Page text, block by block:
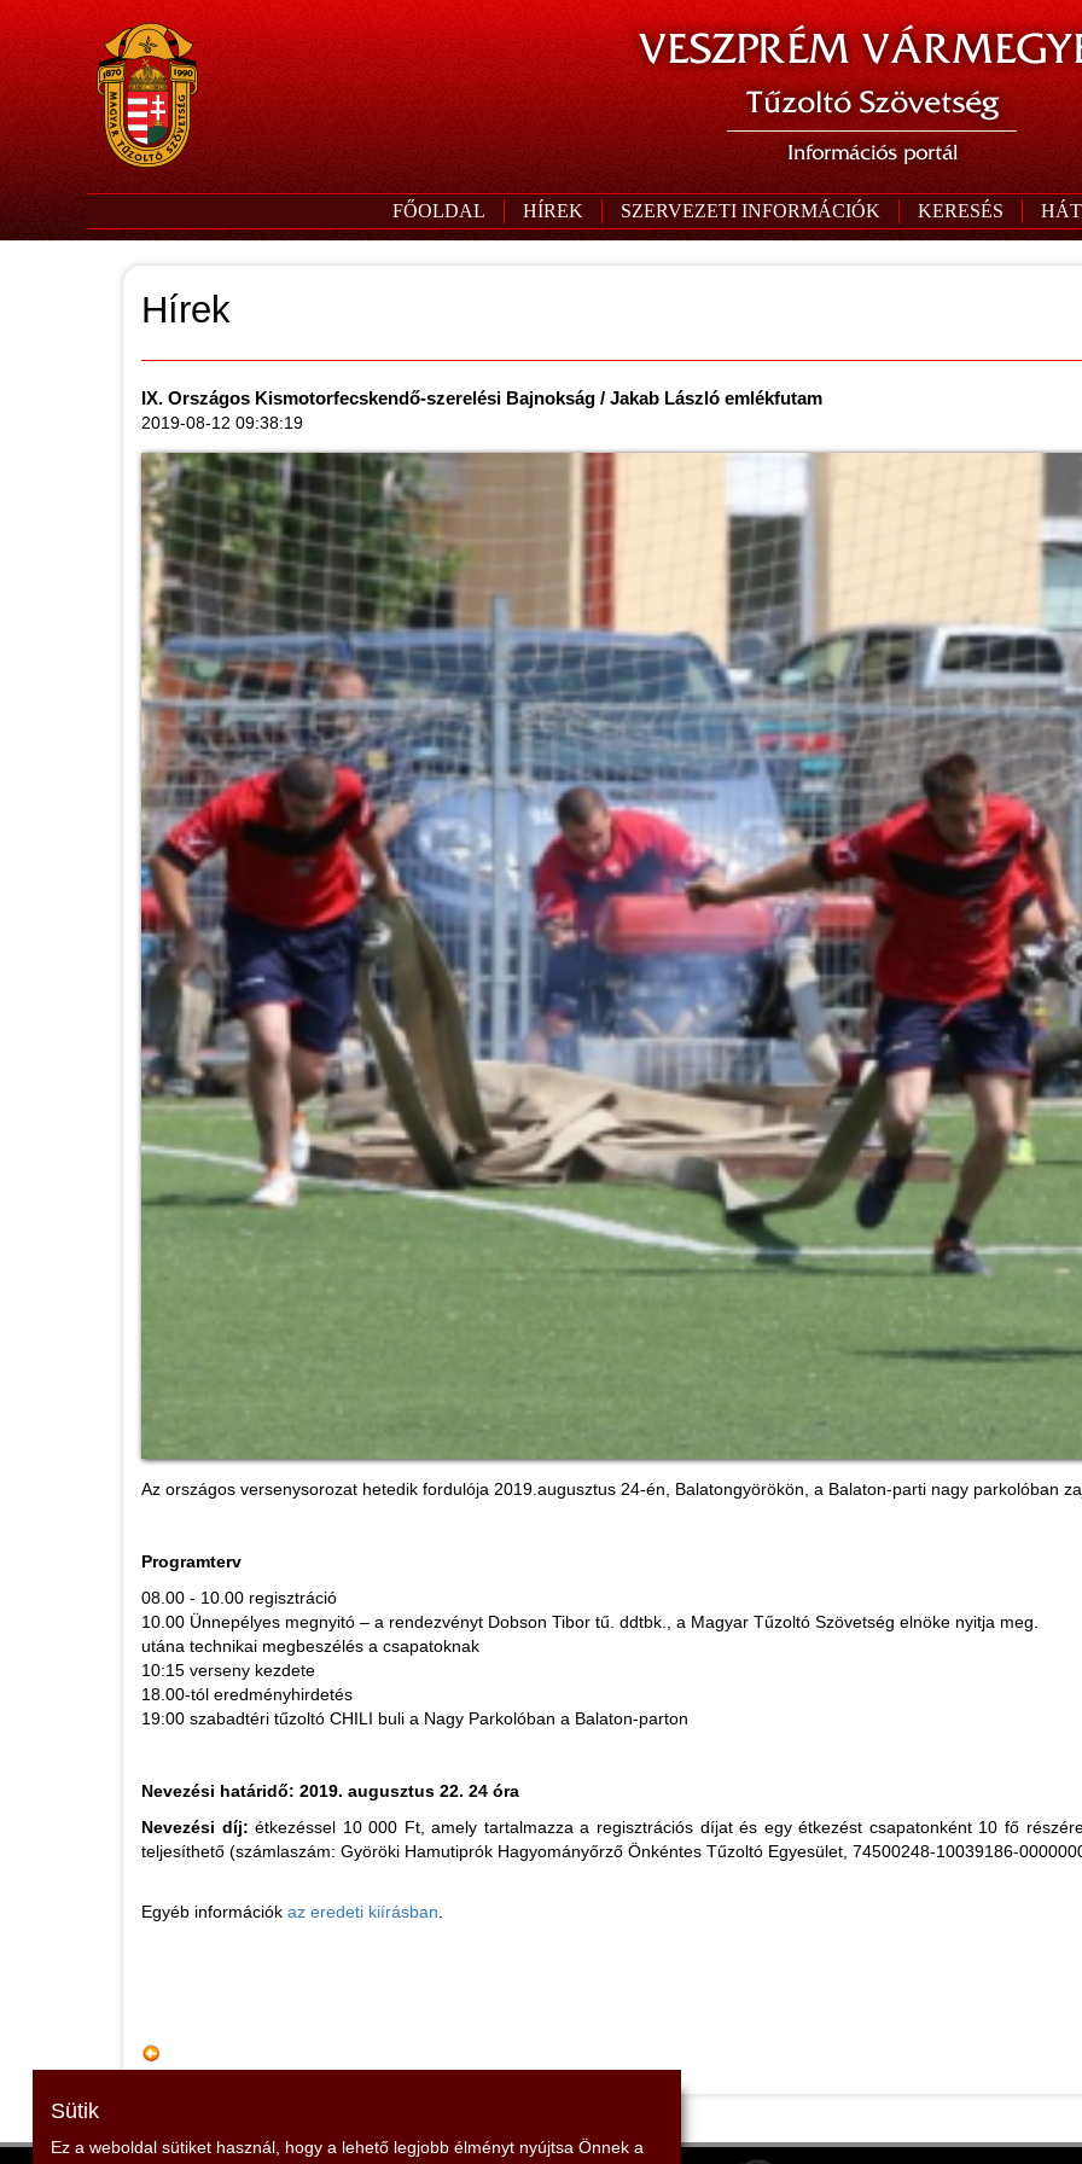
VESZPRÉM
Tűzoltó Szövetség
Információs portál
FŐOLDAL HÍREK SZERVEZETI INFORMÁCIÓK KERESÉS
Hírek
IX. Országos Kismotorfecskendő-szerelési Bajnokság / Jakab László emlékfutam
2019-08-12 09:38:19
Az országos versenysorozat hetedik fordulója 2019.augusztus 24-én, Balatongyörökön, a Balaton-parti nagy parkolóban
Programterv
08.00 - 10.00 regisztráció
10.00 Ünnepélyes megnyitó – a rendezvényt Dobson Tibor tű. ddtbk., a Magyar Tűzoltó Szövetség elnöke nyitja meg.
utána technikai megbeszélés a csapatoknak
10:15 verseny kezdete
18.00-tól eredményhirdetés
19:00 szabadtéri tűzoltó CHILI buli a Nagy Parkolóban a Balaton-parton
Nevezési határidő: 2019. augusztus 22. 24 óra
Nevezési díj:étkezéssel 10 000 Ft, amely tartalmazza a regisztrációs díjat és egy étkezést csapatonként 10 fő
teljesíthető (számlaszám: Györöki Hamutiprók Hagyományőrző Önkéntes Tűzoltó Egyesület, 74500248-10039186-
Egyéb információk az eredeti kiírásban
Sütik
Ez a weboldal sütiket használ, hogy a lehető legjobb élményt nyújtsa Önnek a